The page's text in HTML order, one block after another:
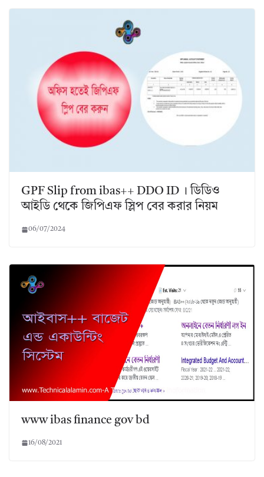
GPF Slip from ibas++ DDO ID । ডিডিও
আইডি থেকে জিপিএফ স্লিপ বের করার নিয়ম
06/07/2024
www ibas finance gov bd
16/08/2021